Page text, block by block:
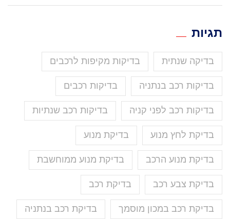
תגיות
בדיקה שנתית בדיקות מקיפות לרכבים
בדיקות רכב בנתניה בדיקות רכבים
בדיקות רכב לפני קניה בדיקות רכב שנתיות
בדיקת לחץ מנוע בדיקת מנוע
בדיקת מנוע הרכב בדיקת מנוע ממוחשבת
בדיקת צבע רכב בדיקת רכב
בדיקת רכב במכון מוסמך בדיקת רכב בנתניה